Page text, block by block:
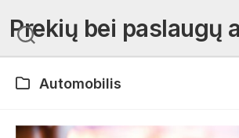
content
Prekių bei paslaugų
Automobilis